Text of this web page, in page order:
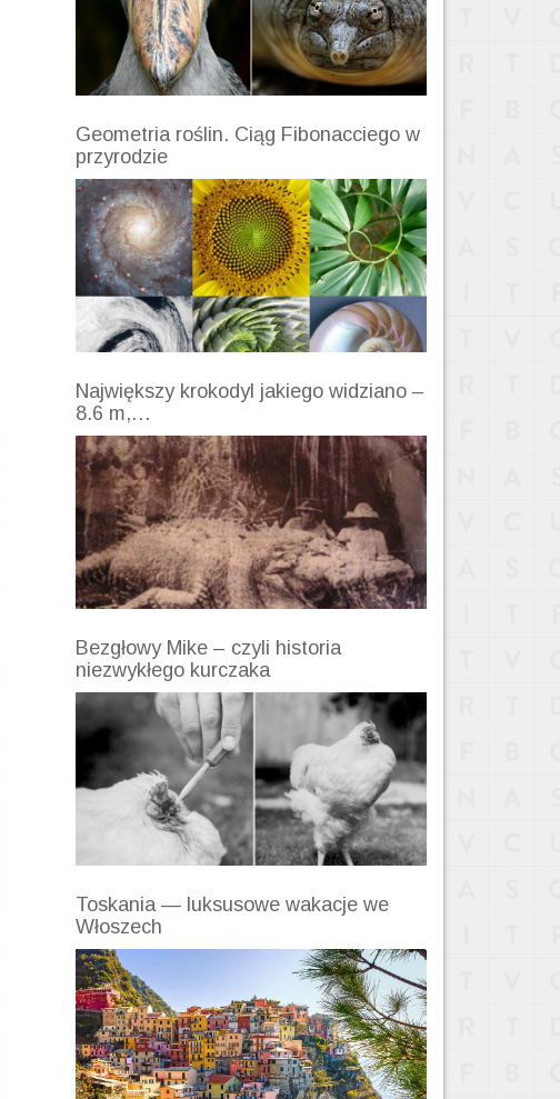
Geometria roślin. Ciąg Fibonacciego w
przyrodzie
Największy krokodyl jakiego widziano –
8.6 m,…
Bezgłowy Mike – czyli historia
niezwykłego kurczaka
Toskania — luksusowe wakacje we
Włoszech